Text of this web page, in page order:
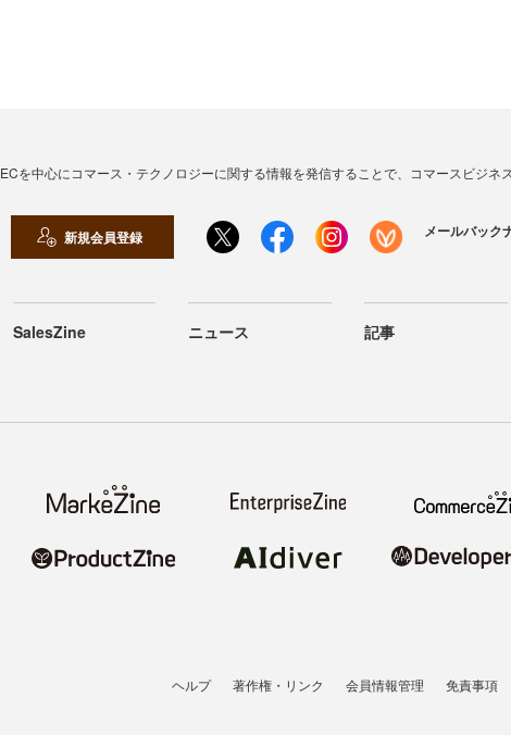
ECを中心にコマース・テクノロジーに関する情報を発信することで、コマースビジネ
新規会員登録 メールバック
SalesZine ニュース 記事
ヘルプ 著作権・リンク 会員情報管理 免責事項